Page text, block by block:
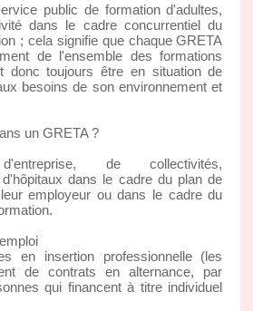
public de formation d'adultes,
dans le cadre concurrentiel du
; cela signifie que chaque GRETA
de l'ensemble des formations
donc toujours être en situation de
besoins de son environnement et
un GRETA ?
de collectivités,
dans le cadre du plan de
employeur ou dans le cadre du
en insertion professionnelle (les
de contrats en alternance, par
qui financent à titre individuel